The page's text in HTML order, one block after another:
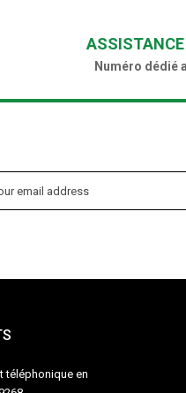
Numéro dédié
téléphonique en